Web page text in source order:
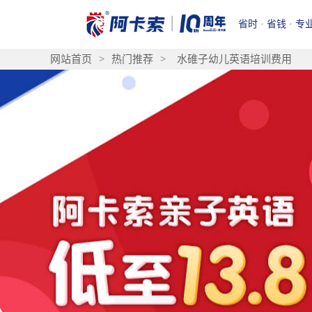
省时 · 省钱 · 专
网站首页 > 热门推荐 > 水碓子幼儿英语培训费用